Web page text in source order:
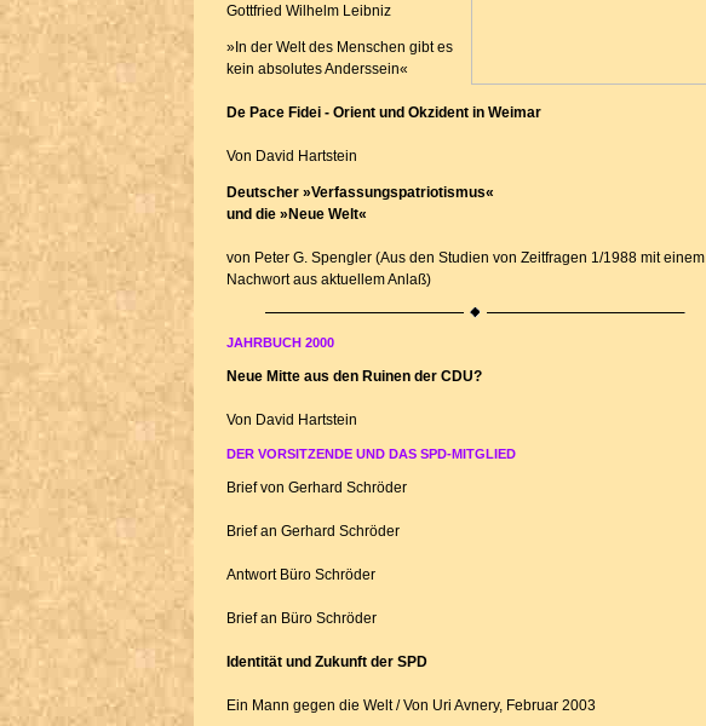
Gottfried Wilhelm Leibniz
»In der Welt des Menschen gibt es
kein absolutes Anderssein«
De Pace Fidei - Orient und Okzident in Weimar
Von David Hartstein
Deutscher »Verfassungspatriotismus«
und die »Neue Welt«
von Peter G. Spengler (Aus den Studien von Zeitfragen 1/1988 mit einem
Nachwortaus aktuellem Anlaß)
JAHRBUCH 2000
Neue Mitte aus den Ruinen der CDU?
Von David Hartstein
DER VORSITZENDE UND DAS SPD-MITGLIED
Brief von Gerhard Schröder
Brief an Gerhard Schröder
Antwort Büro Schröder
Brief an Büro Schröder
Identität und Zukunft der SPD
Ein Mann gegen die Welt/ Von Uri Avnery, Februar 2003